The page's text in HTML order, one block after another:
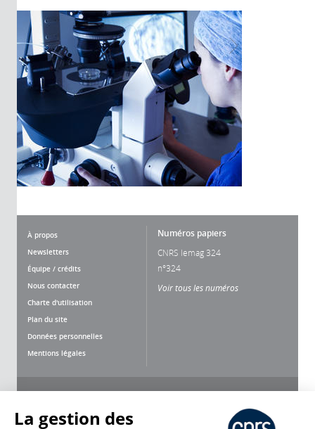
À propos
Newsletters
Équipe / crédits
Nous contacter
Charte d'utilisation
Plan du site
Données personnelles
Mentions légales
Numéros papiers
CNRS lemag 324
n°324
Voir tous les numéros
La gestion des